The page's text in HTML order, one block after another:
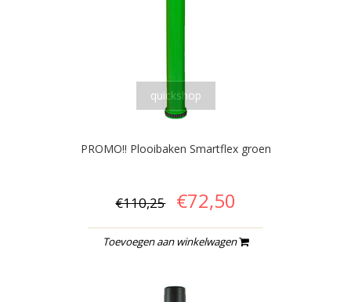
quickshop
PROMO!! Plooibaken Smartflex groen
€110,25 €72,50
Toevoegen aan winkelwagen